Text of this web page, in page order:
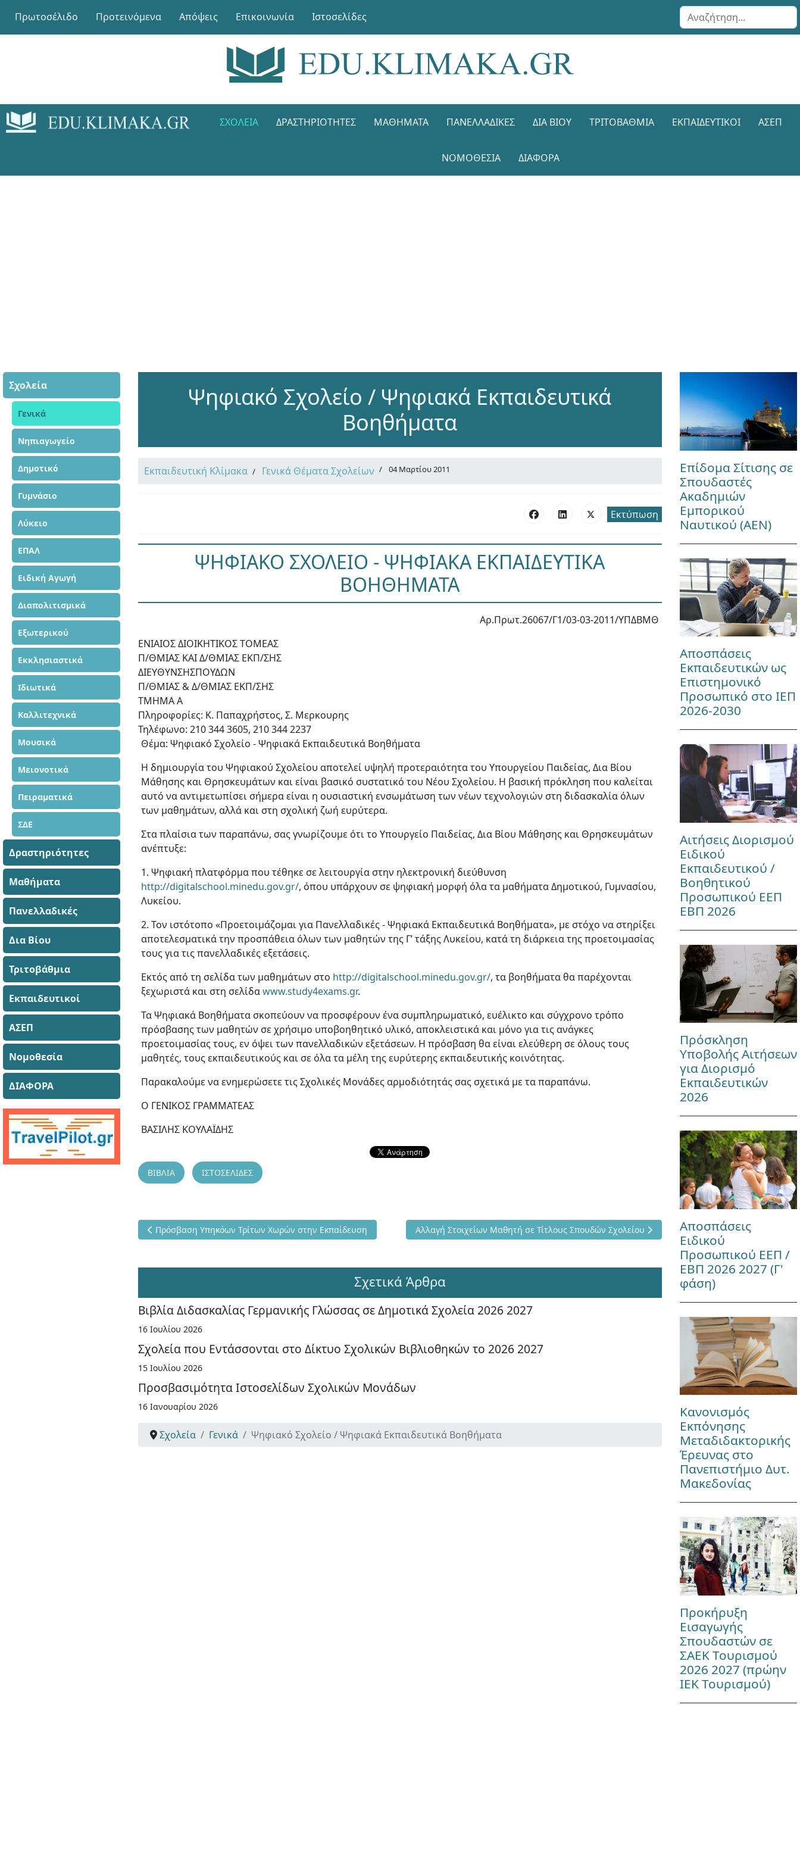
Πρωτοσέλιδο Προτεινόμενα Απόψεις Επικοινωνία Ιστοσελίδες Αναζήτηση...
ΣΧΟΛΕΊΑ ΔΡΑΣΤΗΡΙΌΤΗΤΕΣ ΜΑΘΉΜΑΤΑ ΠΑΝΕΛΛΑΔΙΚΈΣ ΔΙΑ ΒΊΟΥ ΤΡΙΤΟΒΆΘΜΙΑ ΕΚΠΑΙΔΕΥΤΙΚΟΊ ΑΣΕΠ
ΝΟΜΟΘΕΣΊΑ ΔΙΑΦΟΡΑ
Σχολεία
Γενικά
Νηπιαγωγείο
Δημοτικό
Γυμνάσιο
Λύκειο
ΕΠΑΛ
Ειδική Αγωγή
Διαπολιτισμικά
Εξωτερικού
Εκκλησιαστικά
Ιδιωτικά
Καλλιτεχνικά
Μουσικά
Μειονοτικά
Πειραματικά
ΣΔΕ
Δραστηριότητες
Μαθήματα
Πανελλαδικές
Δια Βίου
Τριτοβάθμια
Εκπαιδευτικοί
ΑΣΕΠ
Νομοθεσία
ΔΙΑΦΟΡΑ
Ψηφιακό Σχολείο / Ψηφιακά Εκπαιδευτικά
Βοηθήματα
Εκπαιδευτική Κλίμακα Γενικά Θέματα Σχολείων 04 Μαρτίου 2011
Εκτύπωση
ΨΗΦΙΑΚΟ ΣΧΟΛΕΙΟ - ΨΗΦΙΑΚΑ ΕΚΠΑΙΔΕΥΤΙΚΑ
ΒΟΗΘΗΜΑΤΑ
Αρ.Πρωτ.26067/Γ1/03-03-2011/ΥΠΔΒΜΘ
ΕΝΙΑΙΟΣ ΔΙΟΙΚΗΤΙΚΟΣ ΤΟΜΕΑΣ
Π/ΘΜΙΑΣ ΚΑΙ Δ/ΘΜΙΑΣ ΕΚΠ/ΣΗΣ
ΔΙΕΥΘΥΝΣΗΣΠΟΥΔΩΝ
Π/ΘΜΙΑΣ & Δ/ΘΜΙΑΣ ΕΚΠ/ΣΗΣ
ΤΜΗΜΑ Α
Πληροφορίες: Κ. Παπαχρήστος, Σ. Μερκουρης
Τηλέφωνο: 210 344 3605, 210 344 2237
Θέμα: Ψηφιακό Σχολείο - Ψηφιακά Εκπαιδευτικά Βοηθήματα
Η δημιουργία του Ψηφιακού Σχολείου αποτελεί υψηλή προτεραιότητα του Υπουργείου Παιδείας, Δια Βίου
Μάθησης και Θρησκευμάτων και είναι βασικό συστατικό του Νέου Σχολείου. Η βασική πρόκληση που καλείται
αυτό να αντιμετωπίσει σήμερα είναι η ουσιαστική ενσωμάτωση των νέων τεχνολογιών στη διδασκαλία όλων
των μαθημάτων, αλλά και στη σχολική ζωή ευρύτερα.
Στα πλαίσια των παραπάνω, σας γνωρίζουμε ότι το Υπουργείο Παιδείας, Δια Βίου Μάθησης και Θρησκευμάτων
ανέπτυξε:
1. Ψηφιακή πλατφόρμα που τέθηκε σε λειτουργία στην ηλεκτρονική διεύθυνση
http://digitalschool.minedu.gov.gr/, όπου υπάρχουν σε ψηφιακή μορφή όλα τα μαθήματα Δημοτικού, Γυμνασίου,
Λυκείου.
2. Τον ιστότοπο «Προετοιμάζομαι για Πανελλαδικές - Ψηφιακά Εκπαιδευτικά Βοηθήματα», με στόχο να στηρίξει
αποτελεσματικά την προσπάθεια όλων των μαθητών της Γ’ τάξης Λυκείου, κατά τη διάρκεια της προετοιμασίας
τους για τις πανελλαδικές εξετάσεις.
Εκτός από τη σελίδα των μαθημάτων στο http://digitalschool.minedu.gov.gr/, τα βοηθήματα θα παρέχονται
ξεχωριστά και στη σελίδαwww.study4exams.gr.
Τα Ψηφιακά Βοηθήματα σκοπεύουν να προσφέρουν ένα συμπληρωματικό, ευέλικτο και σύγχρονο τρόπο
πρόσβασης των μαθητών σε χρήσιμο υποβοηθητικό υλικό, αποκλειστικά και μόνο για τις ανάγκες
προετοιμασίας τους, εν όψει των πανελλαδικών εξετάσεων. Η πρόσβαση θα είναι ελεύθερη σε όλους τους
μαθητές, τους εκπαιδευτικούς και σε όλα τα μέλη της ευρύτερης εκπαιδευτικής κοινότητας.
Παρακαλούμε να ενημερώσετε τις Σχολικές Μονάδες αρμοδιότητάς σας σχετικά με τα παραπάνω.
Ο ΓΕΝΙΚΟΣ ΓΡΑΜΜΑΤΕΑΣ
ΒΑΣΙΛΗΣ ΚΟΥΛΑΪΔΗΣ
ΒΙΒΛΙΑ ΙΣΤΟΣΕΛΙΔΕΣ
Προηγούμενο άρθρο: Πρόσβαση Υπηκόων Τρίτων Χωρών στην Εκπαίδευση
Πρόσβαση Υπηκόων Τρίτων Χωρών στην Εκπαίδευση Επόμενο άρθρο: Αλλαγή Στοιχείων Μαθητή σε Τίτλους Σπουδών Σχολείου
Αλλαγή Στοιχείων Μαθητή σε Τίτλους Σπουδών Σχολείου
Σχετικά Άρθρα
Βιβλία Διδασκαλίας Γερμανικής Γλώσσας σε Δημοτικά Σχολεία 2026 2027
16 Ιουλίου 2026
Σχολεία που Εντάσσονται στο Δίκτυο Σχολικών Βιβλιοθηκών το 2026 2027
15 Ιουλίου 2026
Προσβασιμότητα Ιστοσελίδων Σχολικών Μονάδων
16 Ιανουαρίου 2026
Σχολεία Γενικά Ψηφιακό Σχολείο / Ψηφιακά Εκπαιδευτικά Βοηθήματα
Επίδομα Σίτισης σε
Σπουδαστές
Ακαδημιών
Εμπορικού
Ναυτικού (ΑΕΝ)
Αποσπάσεις
Εκπαιδευτικών ως
Επιστημονικό
Προσωπικό στο ΙΕΠ
2026-2030
Αιτήσεις Διορισμού
Ειδικού
Εκπαιδευτικού /
Βοηθητικού
Προσωπικού ΕΕΠ
ΕΒΠ 2026
Πρόσκληση
Υποβολής Αιτήσεων
για Διορισμό
Εκπαιδευτικών
2026
Αποσπάσεις
Ειδικού
Προσωπικού ΕΕΠ /
ΕΒΠ 2026 2027 (Γ'
φάση)
Κανονισμός
Εκπόνησης
Μεταδιδακτορικής
Έρευνας στο
Πανεπιστήμιο Δυτ.
Μακεδονίας
Προκήρυξη
Εισαγωγής
Σπουδαστών σε
ΣΑΕΚ Τουρισμού
2026 2027 (πρώην
ΙΕΚ Τουρισμού)